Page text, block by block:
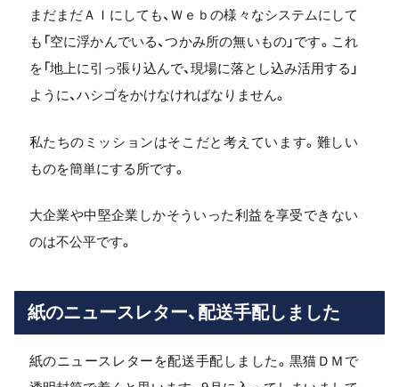
まだまだＡＩにしても、Ｗｅｂの様々なシステムにして
も「空に浮かんでいる、つかみ所の無いもの」です。これ
を「地上に引っ張り込んで、現場に落とし込み活用する」
ように、ハシゴをかけなければなりません。
私たちのミッションはそこだと考えています。難しい
ものを簡単にする所です。
大企業や中堅企業しかそういった利益を享受できない
のは不公平です。
紙のニュースレター、配送手配しました
紙のニュースレターを配送手配しました。黒猫ＤＭで